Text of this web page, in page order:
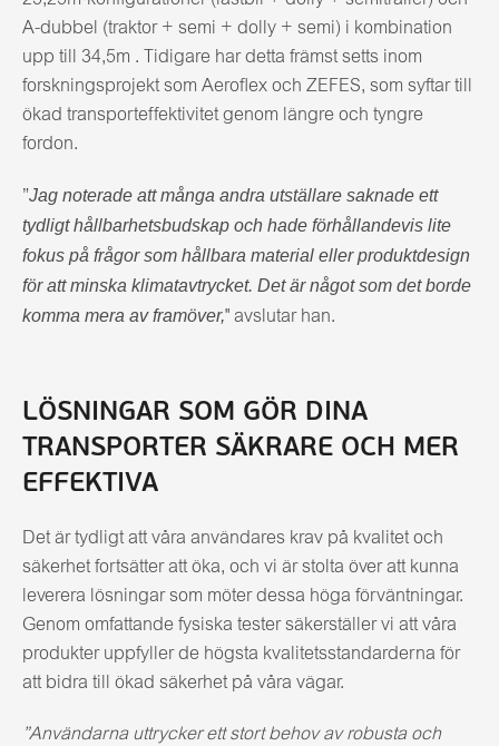
A-dubbel (traktor + semi + dolly + semi) i kombination
upp till 34,5m . Tidigare har detta främst setts inom
forskningsprojekt som Aeroflex och ZEFES, som syftar till
ökad transporteffektivitet genom längre och tyngre
fordon.
”Jag noterade att många andra utställare saknade ett
tydligt hållbarhetsbudskap och hade förhållandevis lite
fokus på frågor som hållbara material eller produktdesign
för att minska klimatavtrycket. Det är något som det borde
komma mera av framöver," avslutar han.
LÖSNINGAR SOM GÖR DINA
TRANSPORTER SÄKRARE OCH MER
EFFEKTIVA
Det är tydligt att våra användares krav på kvalitet och
säkerhet fortsätter att öka, och vi är stolta över att kunna
leverera lösningar som möter dessa höga förväntningar.
Genom omfattande fysiska tester säkerställer vi att våra
produkter uppfyller de högsta kvalitetsstandarderna för
att bidra till ökad säkerhet på våra vägar.
”Användarna uttrycker ett stort behov av robusta och